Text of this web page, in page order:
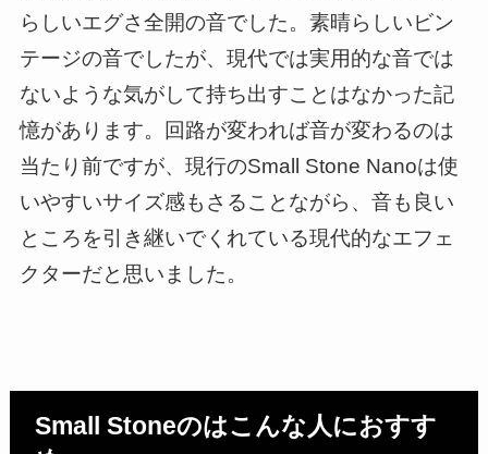
らしいエグさ全開の音でした。素晴らしいビン
テージの音でしたが、現代では実用的な音では
ないような気がして持ち出すことはなかった記
憶があります。回路が変われば音が変わるのは
当たり前ですが、現行のSmall Stone Nanoは使
いやすいサイズ感もさることながら、音も良い
ところを引き継いでくれている現代的なエフェ
クターだと思いました。
Small Stoneのはこんな人におすす